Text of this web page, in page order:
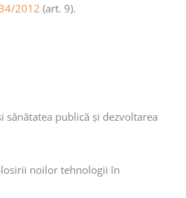
2012 (art. 9).
publică și dezvoltarea
noilor tehnologii în